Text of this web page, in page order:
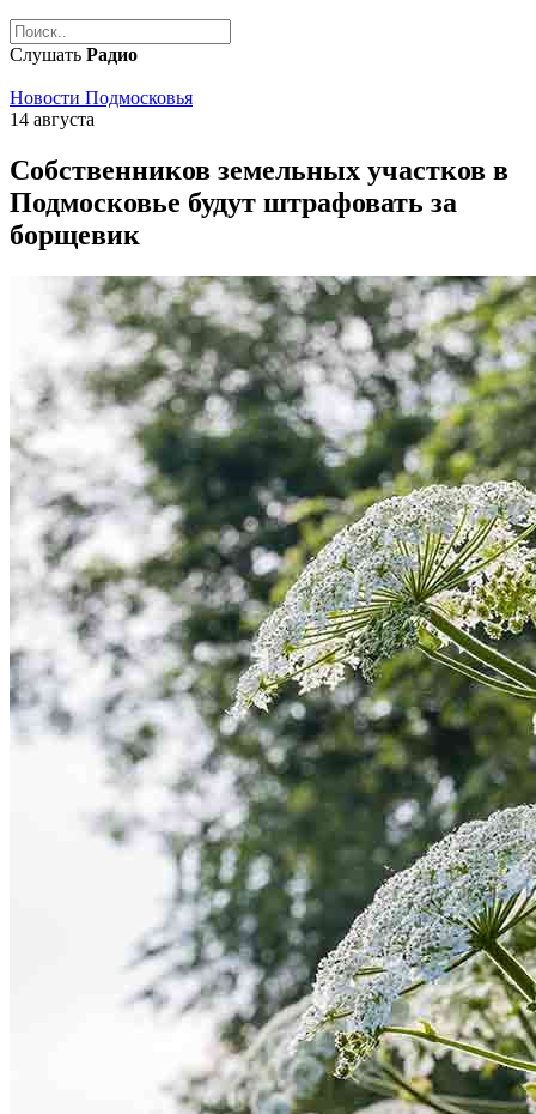
Слушать Радио
Новости Подмосковья
14 августа
Собственников земельных участков в
Подмосковье будут штрафовать за
борщевик